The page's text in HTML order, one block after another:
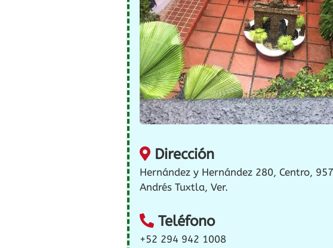
Dirección
Hernández y Hernández 280, Centro,
Andrés Tuxtla, Ver.
Teléfono
+52 294 942 1008